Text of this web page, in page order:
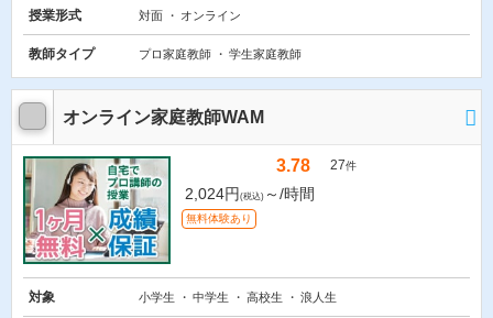
授業形式 対面 オンライン
教師タイプ プロ家庭教師 学生家庭教師
オンライン家庭教師WAM
3.78 27件
2,024円 (税込) ～/時間
無料体験あり
対象 小学生 中学生 高校生 浪人生